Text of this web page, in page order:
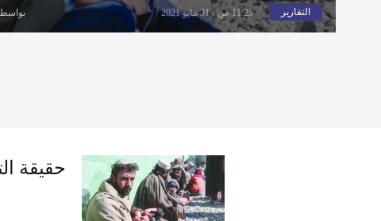
التقارير 11:25 ص - 31 مايو 2021
حقيقة